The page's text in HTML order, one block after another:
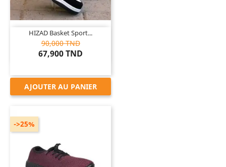
HIZAD Basket Sport...
90,000 TND
67,900 TND
AJOUTER AU PANIER
->25%